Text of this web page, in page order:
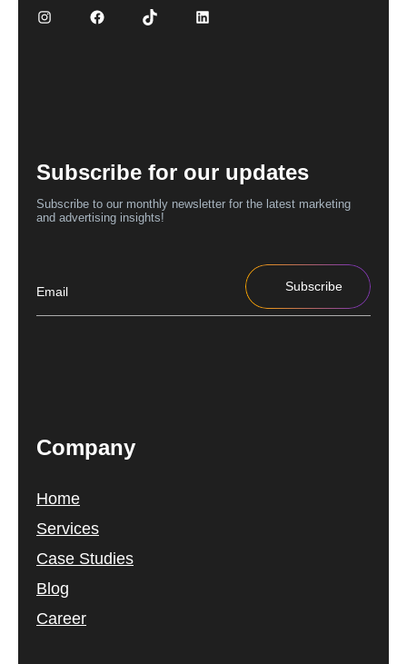
InstagramFacebookTikTok LinkedIn
Subscribe for our updates
Subscribe to our monthly newsletter for the latest marketing
and advertising insights!
Subscribe
Company
Home
Services
Case Studies
Blog
Career